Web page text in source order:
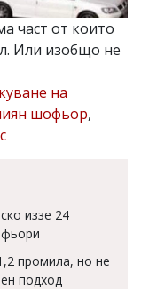
част от които
Или изобщо не
на
шофьор,
иззе 24
промила, но не
подход